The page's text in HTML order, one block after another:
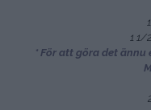
1 1/
* För att göra det